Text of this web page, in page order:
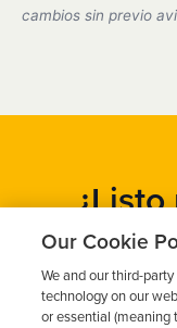
cumplimos
cambios sin previo
Obtén un
Our Cookie
We and our third-
technology on our
or essential